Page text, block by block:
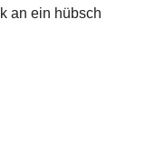
an ein hübsch